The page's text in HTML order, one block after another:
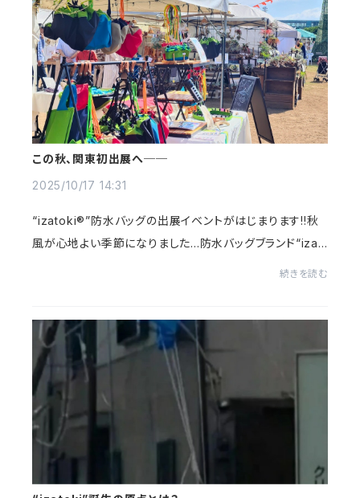
この秋、関東初出展へ──
2025/10/17 14:31
“izatoki®”防水バッグの出展イベントがはじまります!!秋
風が心地よい季節になりました...防水バッグブランド“izat
続きを読む